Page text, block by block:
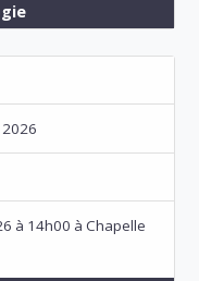
à 14h00 à Chapelle